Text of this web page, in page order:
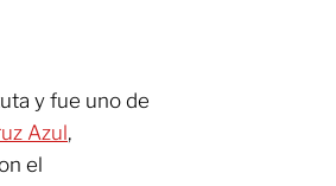
y fue uno de
Azul,
el